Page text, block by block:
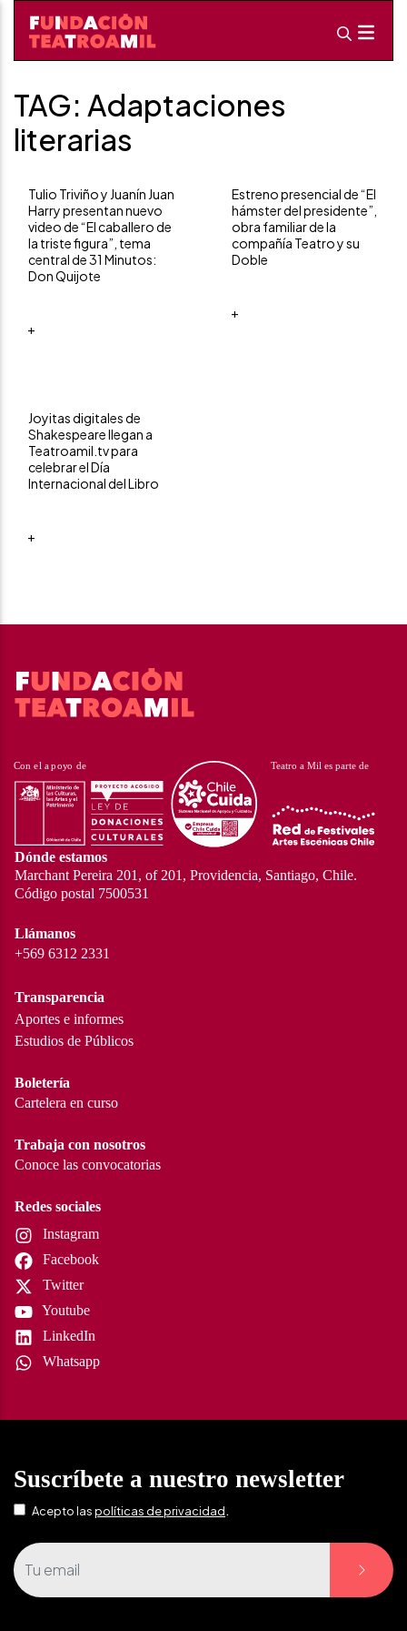
TAG: Adaptaciones
literarias
Tulio Triviño y Juanín Juan
Harry presentan nuevo
video de “El caballero de
la triste figura”, tema
central de 31 Minutos:
Don Quijote
+
Estreno presencial de “El
hámster del presidente”,
obra familiar de la
compañía Teatro y su
Doble
+
Joyitas digitales de
Shakespeare llegan a
Teatroamil.tv para
celebrar el Día
Internacional del Libro
+
Dónde estamos
Marchant Pereira 201, of 201, Providencia, Santiago, Chile.
Código postal 7500531
Llámanos
+569 6312 2331
Transparencia
Aportes e informes
Estudios de Públicos
Boletería
Cartelera en curso
Trabaja con nosotros
Conoce las convocatorias
Redes sociales
Instagram
Facebook
Twitter
Youtube
LinkedIn
Whatsapp
Suscríbete a nuestro newsletter
Acepto laspolíticas de privacidad.